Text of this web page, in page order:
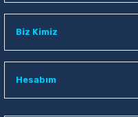
Biz Kimiz
Hesabım